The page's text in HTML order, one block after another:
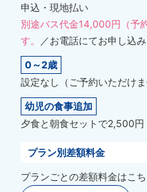
申込・現地払い
別途バス代金14,000円（予
す。
／お電話にてお申し込み
0～2歳
設定なし（ご予約いただけま
幼児の食事追加
夕食と朝食セットで2,500円
プラン別差額料金
プランごとの差額料金はこ